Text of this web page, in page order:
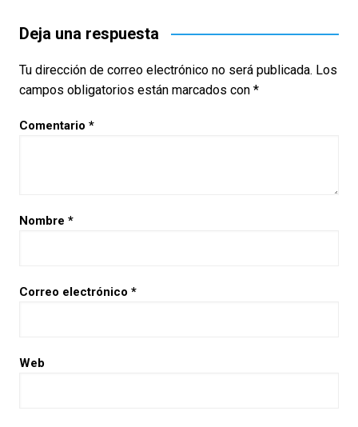
entradas
Deja una respuesta
Tu dirección de correo electrónico no será publicada. Los
campos obligatorios están marcados con *
Comentario *
Nombre *
Correo electrónico *
Web